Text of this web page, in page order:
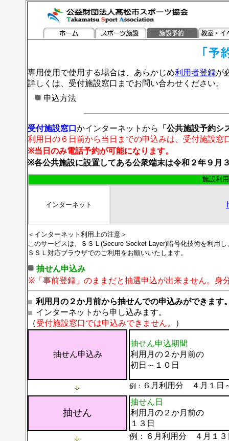
専用使用で使用する場合は、あらかじめ利用者登録が
詳しくは、受付施設窓口までお問い合わせください。
申込方法
受付施設窓口 かインターネットから
「公共施設予約シ
利用日の６日前から当日までの申込みは、受付施設窓
※当日のみ電話予約が可能になります。
※各公共施設に設置してある公衆端末は令和２年９月
施設利
インターネット
＜インターネット利用上の注意＞
このサービスは、ＳＳＬ (Secure Socket Layer)暗号化技術を利用
ＳＳＬ対応ブラウザでのご利用をお願いいたします。
抽せん申込み
※「事前登録」のままだと抽選申込が出来ません。身
利用月の２か月前から抽せんでの申込みができます
インターネットから申し込みます。
（受付施設窓口では申込みできません。 ）
抽せん申込み
抽せん申込期間
利用月の２か月前の
初日～１０日
例 ： ６月利用分 ４月１日
抽せん
抽せん日
利用月の２か月前の
１３日
例：
６月利用分 ４月１３